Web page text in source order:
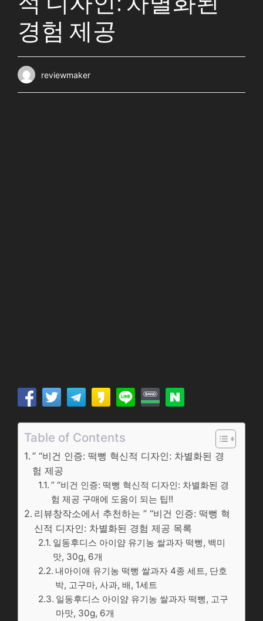
경험 제공
reviewmaker
Table of Contents
” “비건 인증: 떡뻥 혁신적 디자인: 차별화된 경
험 제공
” “비건 인증: 떡뻥 혁신적 디자인: 차별화된 경
험 제공 구매에 도움이 되는 팁!!
리뷰창작소에서 추천하는 ” “비건 인증: 떡뻥 혁
신적 디자인: 차별화된 경험 제공 목록
일동후디스 아이얌 유기농 쌀과자 떡뻥, 백미
맛, 30g, 6개
내아이애 유기농 떡뻥 쌀과자 4종 세트, 단호
박, 고구마, 사과, 배, 1세트
일동후디스 아이얌 유기농 쌀과자 떡뻥, 고구
마맛, 30g, 6개